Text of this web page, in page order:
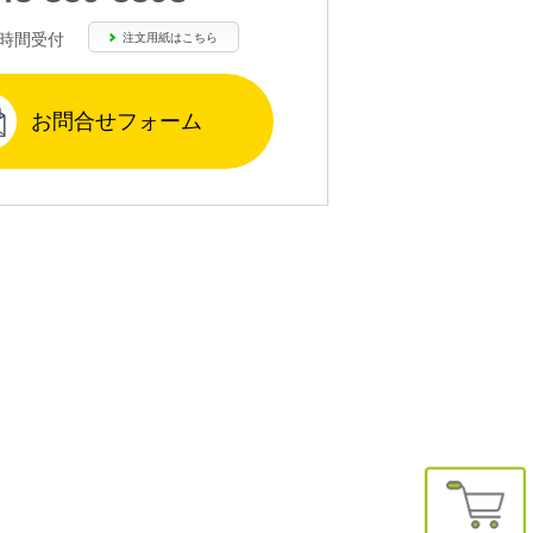
間受付 注文用紙はこちら
お問合せフォーム